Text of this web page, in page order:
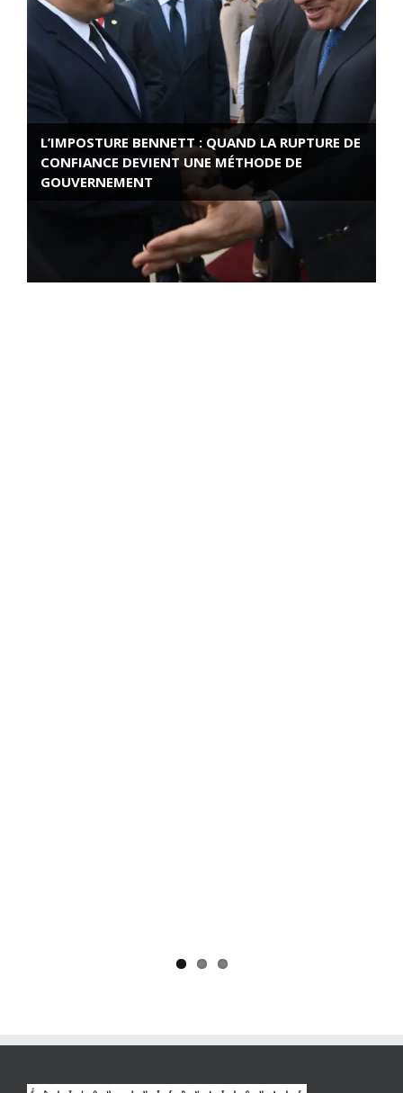
L’IMPOSTURE BENNETT : QUAND LA RUPTURE DE
CONFIANCE DEVIENT UNE MÉTHODE DE
GOUVERNEMENT
ROSE VALLAND, HEROÏNE DE LA RESISTANCE